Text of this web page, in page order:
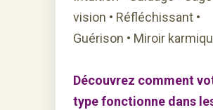
vision • Réfléchissant •
Guérison • Miroir
Découvrez comment
type fonctionne dans